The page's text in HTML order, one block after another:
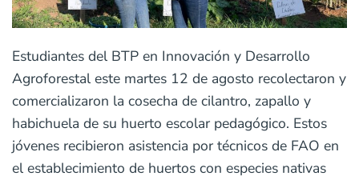
Estudiantes del BTP en Innovación y Desarrollo
Agroforestal este martes 12 de agosto recolectaron y
comercializaron la cosecha de cilantro, zapallo y
habichuela de su huerto escolar pedagógico. Estos
jóvenes recibieron asistencia por técnicos de FAO en
el establecimiento de huertos con especies nativas